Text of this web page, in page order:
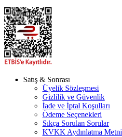
Satış & Sonrası
Üyelik Sözleşmesi
Gizlilik ve Güvenlik
İade ve İptal Koşulları
Ödeme Seçenekleri
Sıkça Sorulan Sorular
KVKK Aydınlatma Metni